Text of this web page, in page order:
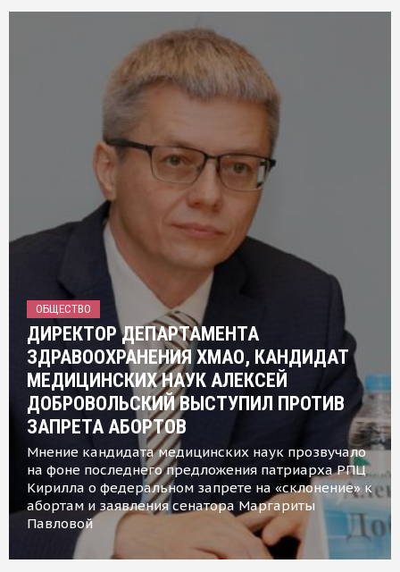
ОБЩЕСТВО
ДИРЕКТОР ДЕПАРТАМЕНТА
ЗДРАВООХРАНЕНИЯ ХМАО, КАНДИДАТ
МЕДИЦИНСКИХ НАУК АЛЕКСЕЙ
ДОБРОВОЛЬСКИЙ ВЫСТУПИЛ ПРОТИВ
ЗАПРЕТА АБОРТОВ
Мнение кандидата медицинских наук прозвучало
на фоне последнего предложения патриарха РПЦ
Кирилла о федеральном запрете на «склонение» к
абортам и заявления сенатора Маргариты
Павловой